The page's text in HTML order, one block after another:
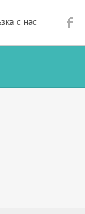
с нас